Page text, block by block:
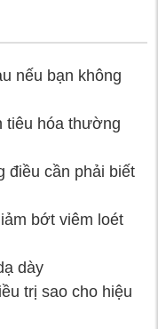
nếu bạn không
tiêu hóa thường
điều cần phải biết
bớt viêm loét
dày
trị sao cho hiệu